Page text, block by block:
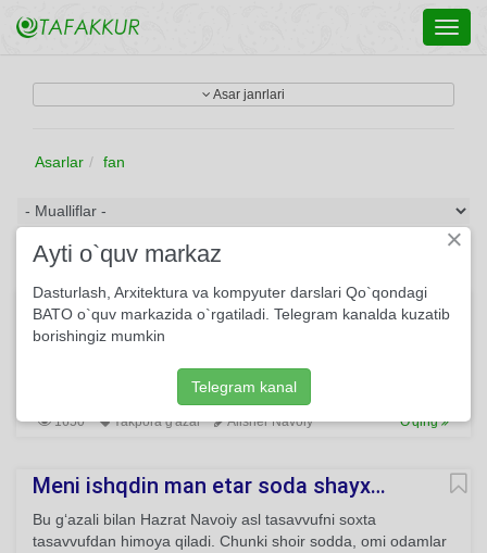
Asar janrlari
Asarlar fan
Oqara boshladi bosh-u...
Oqara boshladi bosh-u to‘kula boshladi tish, Safar yarog'ini
qarilig', Fano yo‘lida bu yanglig' emish borish-u kelish.
1650 Yakpora g'azal Alisher Navoiy O'qing
Meni ishqdin man etar soda shayx…
Bu g‘azali bilan Hazrat Navoiy asl tasavvufni soxta
tasavvufdan himoya qiladi. Chunki shoir sodda, omi odamlar
×
Ayti o`quv markaz
Dasturlash, Arxitektura va kompyuter darslari Qo`qondagi
BATO o`quv markazida o`rgatiladi. Telegram kanalda kuzatib
borishingiz mumkin
Telegram kanal